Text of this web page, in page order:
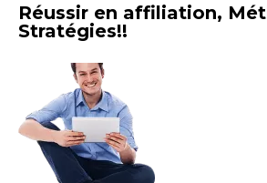
Réussir en affiliation,
Stratégies!!